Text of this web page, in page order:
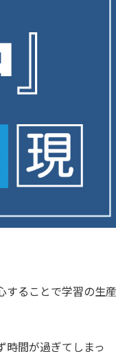
することで学習の生産
間が過ぎてしまっ